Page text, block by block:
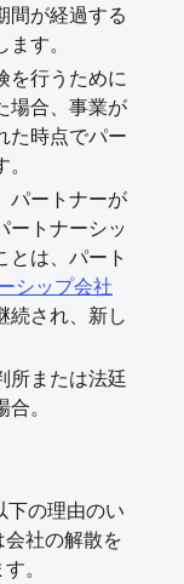
間が経過する
す。
を行うために
場合、事業が
た時点でパー
パートナーが
ートナーシッ
とは、パート
シップ会社
続され、新し
所または法廷
。
下の理由のい
社の解散を
。